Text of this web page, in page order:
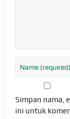
Simpan nama,
ini untuk